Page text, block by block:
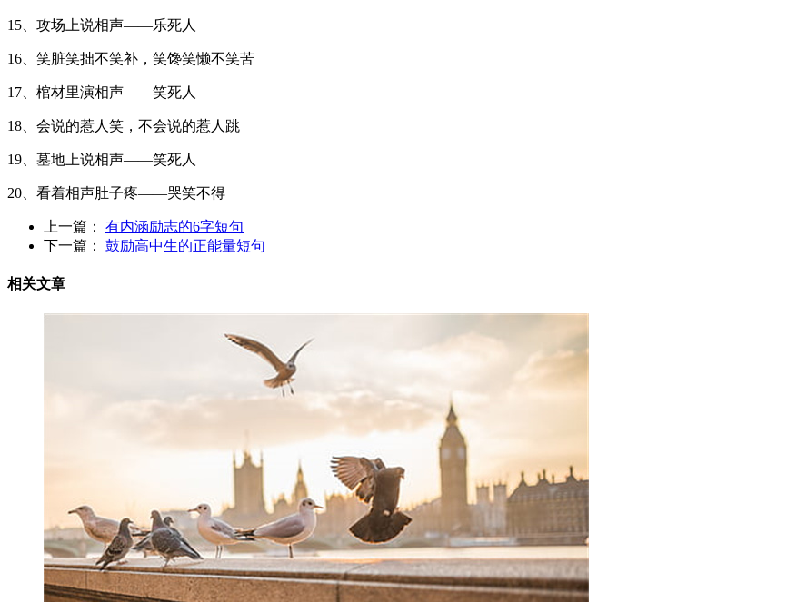
15、攻场上说相声——乐死人
16、笑脏笑拙不笑补，笑馋笑懒不笑苦
17、棺材里演相声——笑死人
18、会说的惹人笑，不会说的惹人跳
19、墓地上说相声——笑死人
20、看着相声肚子疼——哭笑不得
上一篇：
有内涵励志的6字短句
下一篇：
鼓励高中生的正能量短句
相关文章